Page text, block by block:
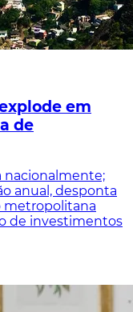
em
de
nacionalmente;
anual, desponta
metropolitana
de investimentos